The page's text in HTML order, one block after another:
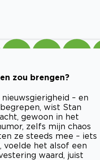
zou brengen?
– en
wist Stan
gewoon in het
zelfs mijn chaos
ze steeds mee – iets
voelde het alsof een
waard, juist